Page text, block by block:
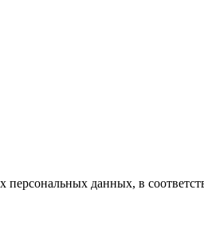
персональных данных, в